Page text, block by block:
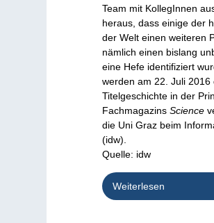
Team mit KollegInnen
heraus, dass einige der
der Welt einen weiteren
nämlich einen bislang
eine Hefe identifiziert
werden am 22. Juli
Titelgeschichte in der
FachmagazinsScience
die Uni Graz beim
(idw).
Quelle: idw
Weiterlesen